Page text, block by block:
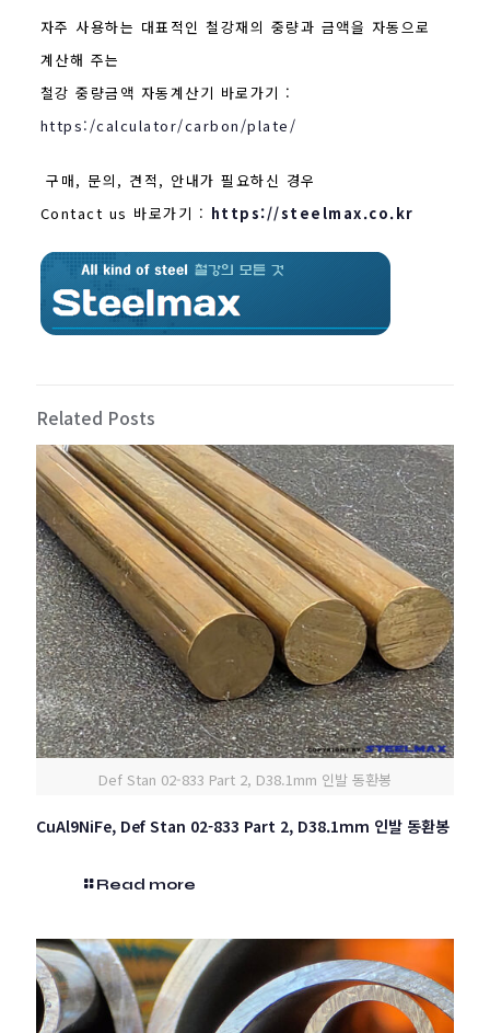
자주 사용하는 대표적인 철강재의 중량과 금액을 자동으로
계산해 주는
철강 중량금액 자동계산기 바로가기 :
https:/calculator/carbon/plate/
구매, 문의, 견적, 안내가 필요하신 경우
Contact us 바로가기 : https://steelmax.co.kr
Related Posts
Def Stan 02-833 Part 2, D38.1mm 인발 동환봉
CuAl9NiFe, Def Stan 02-833 Part 2, D38.1mm 인발 동환봉
Read more